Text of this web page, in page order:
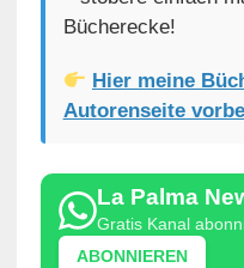
Bücherecke!
Hier meine
Autorenseite
La Palma
Gratis Kanal
ABONNIEREN